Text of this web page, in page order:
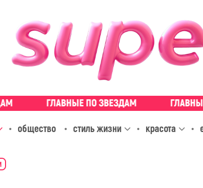
общество стиль жизни красота